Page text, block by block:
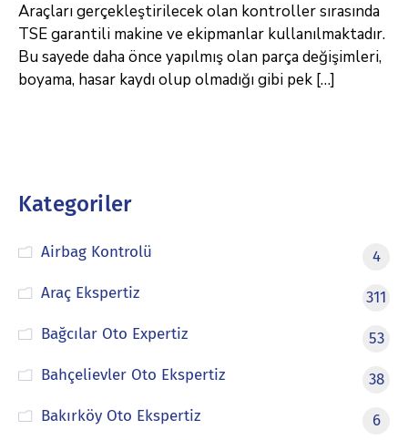
Araçları gerçekleştirilecek olan kontroller sırasında
TSE garantili makine ve ekipmanlar kullanılmaktadır.
Bu sayede daha önce yapılmış olan parça değişimleri,
boyama, hasar kaydı olup olmadığı gibi pek […]
Kategoriler
Airbag Kontrolü
4
Araç Ekspertiz
311
Bağcılar Oto Expertiz
53
Bahçelievler Oto Ekspertiz
38
Bakırköy Oto Ekspertiz
6